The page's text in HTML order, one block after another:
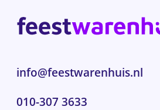
info@feestwarenhuis.nl
010-307 3633